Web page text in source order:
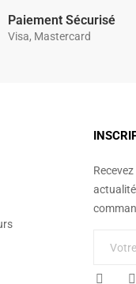
Paiement Sécurisé
Visa, Mastercard